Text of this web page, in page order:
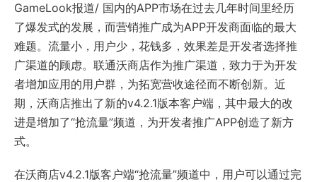
GameLook报道/ 国内的APP市场在过去几年时间里经历
了爆发式的发展，而营销推广成为APP开发商面临的最大
难题。流量小，用户少，花钱多，效果差是开发者选择推
广渠道的顾虑。联通沃商店作为推广渠道，致力于为开发
者增加应用的用户群，为拓宽营收途径而不断创新。近
期，沃商店推出了新的v4.2.1版本客户端，其中最大的改
进是增加了“抢流量”频道，为开发者推广APP创造了新方
式。
在沃商店v4.2.1版客户端“抢流量”频道中，用户可以通过完